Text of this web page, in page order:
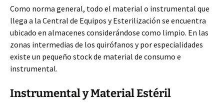
Como norma general, todo el material o instrumental que
llega a la Central de Equipos y Esterilización se encuentra
ubicado en almacenes considerándose como limpio. En las
zonas intermedias de los quirófanos y por especialidades
existe un pequeño stock de material de consumo e
instrumental.
Instrumental y Material Estéril